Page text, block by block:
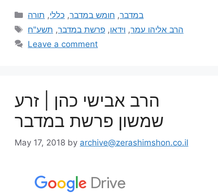
במדבר, חומש במדבר, כללי, תורה
הרב אליהו עמר, וידאו, פרשת במדבר, תשע"ח
Leave a comment
הרב אבישי כהן | זרע
שמשון פרשת במדבר
May 17, 2018 by archive@zerashimshon.co.il